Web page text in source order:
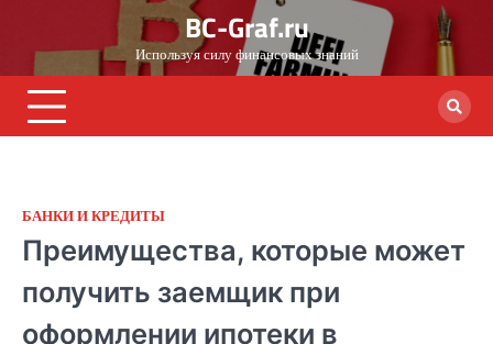
content
BC-Graf.ru
Используя силу финансовых знаний
БАНКИ И КРЕДИТЫ
Преимущества, которые может
получить заемщик при
оформлении ипотеки в